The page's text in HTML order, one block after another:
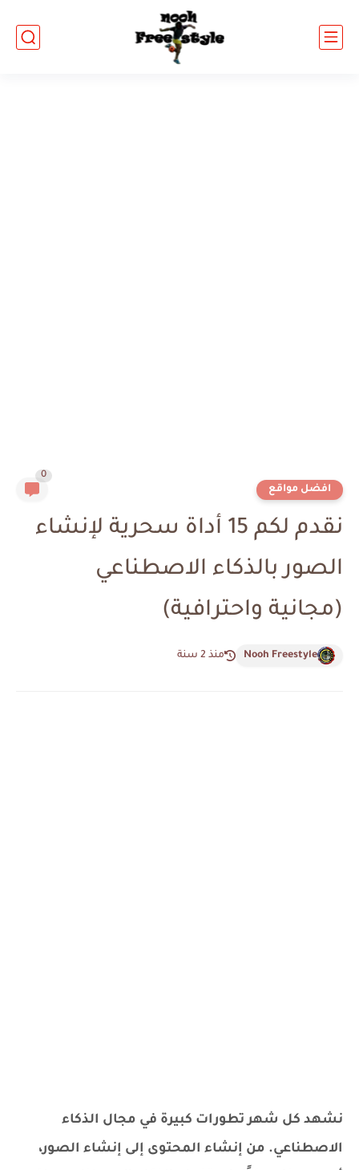
افضل مواقع
0
نقدم لكم 15 أداة سحرية لإنشاء
الصور بالذكاء الاصطناعي
(مجانية واحترافية)
Nooh Freestyle منذ 2 سنة
نشهد كل شهر تطورات كبيرة في مجال الذكاء
الاصطناعي. من إنشاء المحتوى إلى إنشاء الصور،